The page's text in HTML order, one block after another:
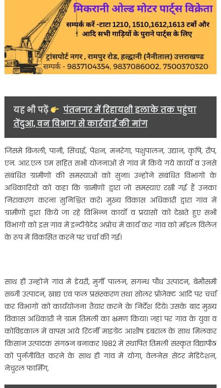
यह भी पढ़ें
पंतनगर में रिहायशी इलाके तक पहुंचा
तेंदुआ, वन विभाग से कार्रवाई की मांग
जिसमें बिजली, पानी, सिंचाई, पेंशन, मनरेगा, पशुपालन, उद्यान, कृषि, रीप,
एन. आर.एल एम सहित सभी योजनाओं से गांव में किये गये कार्यों व उनसे
संबंधित ग्रामीणों की समस्याओं को सुना। उन्होंने संबंधित विभागों के
अधिकारियों को कहा कि ग्रामीणों द्वारा जो समस्याएं रखी गई हैं उनका
निराकरण करना सुनिश्चित करें। मुख्य विकास अधिकारी द्वारा गांव में
ग्रामीणों द्वारा किये जा रहे विभिन्न कार्यों व प्रयासों को देखते हुए सभी
विभागों को इस गांव में इन्टीग्रेटेड अप्रोच में कार्य कर गांव को मॉडल विलेज
के रूप में विकसित करने पर चर्चा की गई।
साथ ही उन्होंने गांव में डेयरी, मुर्गी पालन, सगन्ध पौध उत्पादन, बेमौसमी
सब्जी उत्पादन, खाद्य एवं फल प्रसंस्करण तथा सोलर प्रोजेक्ट आदि पर चर्चा
कर विभागों को कार्ययोजना तैयार करने के निर्देश दिये। उसके बाद मुख्य
विकास अधिकारी ने ग्राम तिमली का भ्रमण किया। जहां पर गांव के युवा व
कोविडकाल में वापस आये रिटर्नी माइग्रेंट आशीष डबराल के साथ मिलकर
किसान उत्पादक संगठन बनाकर 1982 में स्थापित तिमली संस्कृत विद्यापीठ
को पुर्नजीवित करने के साथ ही गांव में योगा, वेलनेस सेंटर मेडिटेशन,
नेचुरल फार्मिंग,